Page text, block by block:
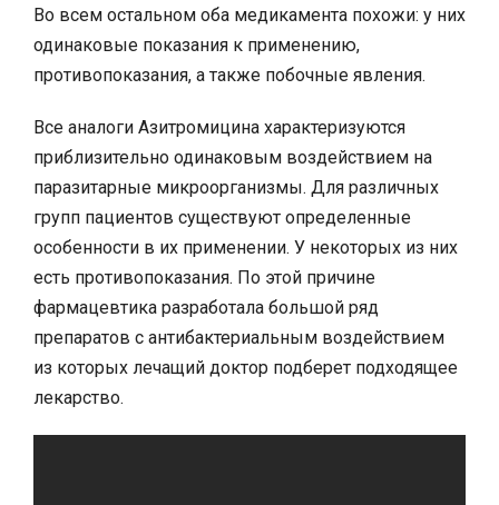
Во всем остальном оба медикамента похожи: у них
одинаковые показания к применению,
противопоказания, а также побочные явления.
Все аналоги Азитромицина характеризуются
приблизительно одинаковым воздействием на
паразитарные микроорганизмы. Для различных
групп пациентов существуют определенные
особенности в их применении. У некоторых из них
есть противопоказания. По этой причине
фармацевтика разработала большой ряд
препаратов с антибактериальным воздействием
из которых лечащий доктор подберет подходящее
лекарство.